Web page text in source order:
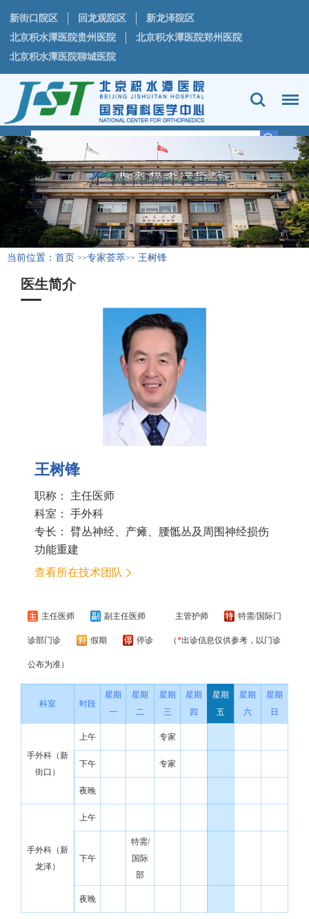
新街口院区 回龙观院区
新龙泽院区
北京积水潭医院贵州医院
北京积水潭医院郑州医院
北京积水潭医院聊城医院
当前位置： 首页 >>专家荟萃>> 王树锋
医生简介
王树锋
职称： 主任医师
科室： 手外科
专长： 臂丛神经、产瘫、腰骶丛及周围神经损伤
功能重建
查看所在技术团队
主任医师 副主任医师 主管护师 特需/国际门
诊部门诊 假期 停诊 （*出诊信息仅供参考，以门诊
公布为准）
科室 时段
星期
一
星期
二
星期
三
星期
四
星期
五
星期
六
星期
日
手外科（新
街口）
上午 专家
下午 专家
夜晚
手外科（新
龙泽）
上午
下午
特需/
国际
部
夜晚